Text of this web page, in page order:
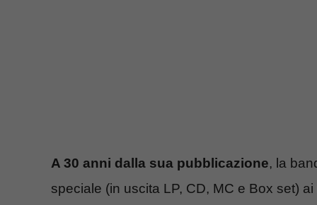
A 30 anni dalla sua pubblicazione, la
speciale (in uscita LP, CD, MC e Box set)